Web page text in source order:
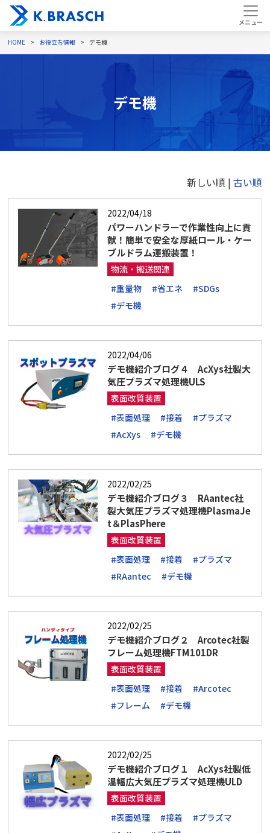
HOME お役立ち情報 デモ機
デモ機
新しい順 | 古い順
2022/04/18
パワーハンドラーで作業性向上に貢
献！簡単で安全な厚紙ロール・ケー
ブルドラム運搬装置！
物流・搬送関連
#重量物
#省エネ
#SDGs
#デモ機
2022/04/06
デモ機紹介ブログ４ AcXys社製大
気圧プラズマ処理機ULS
表面改質装置
#表面処理
#接着
#プラズマ
#AcXys
#デモ機
2022/02/25
デモ機紹介ブログ３ RAantec社
製大気圧プラズマ処理機PlasmaJe
t＆PlasPhere
表面改質装置
#表面処理
#接着
#プラズマ
#RAantec
#デモ機
2022/02/25
デモ機紹介ブログ２ Arcotec社製
フレーム処理機FTM101DR
表面改質装置
#表面処理
#接着
#Arcotec
#フレーム
#デモ機
2022/02/25
デモ機紹介ブログ１ AcXys社製低
温幅広大気圧プラズマ処理機ULD
表面改質装置
#表面処理
#接着
#プラズマ